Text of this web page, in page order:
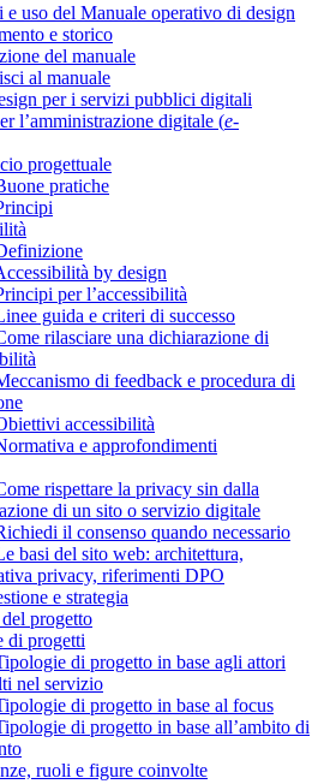
e uso del Manuale operativo di design
e storico
del manuale
al manuale
per i servizi pubblici digitali
l’amministrazione digitale (e-
progettuale
pratiche
by design
per l’accessibilità
guida e criteri di successo
rilasciare una dichiarazione di
di feedback e procedura di
accessibilità
e approfondimenti
rispettare la privacy sin dalla
di un sito o servizio digitale
il consenso quando necessario
basi del sito web: architettura,
privacy, riferimenti DPO
e strategia
progetto
di progetti
di progetto in base agli attori
nel servizio
di progetto in base al focus
di progetto in base all’ambito di
ruoli e figure coinvolte